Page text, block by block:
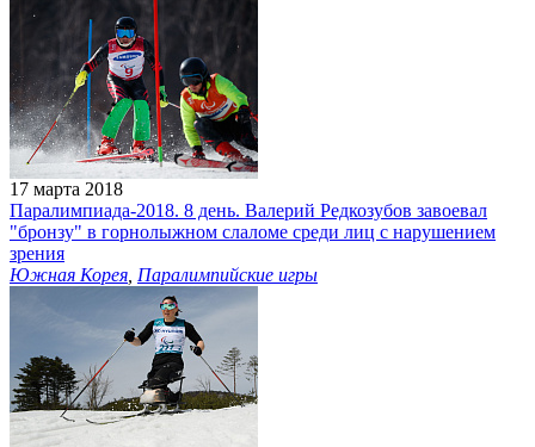
17 марта 2018
Паралимпиада-2018. 8 день. Валерий Редкозубов завоевал
"бронзу" в горнолыжном слаломе среди лиц с нарушением
зрения
Южная Корея Паралимпийские игры